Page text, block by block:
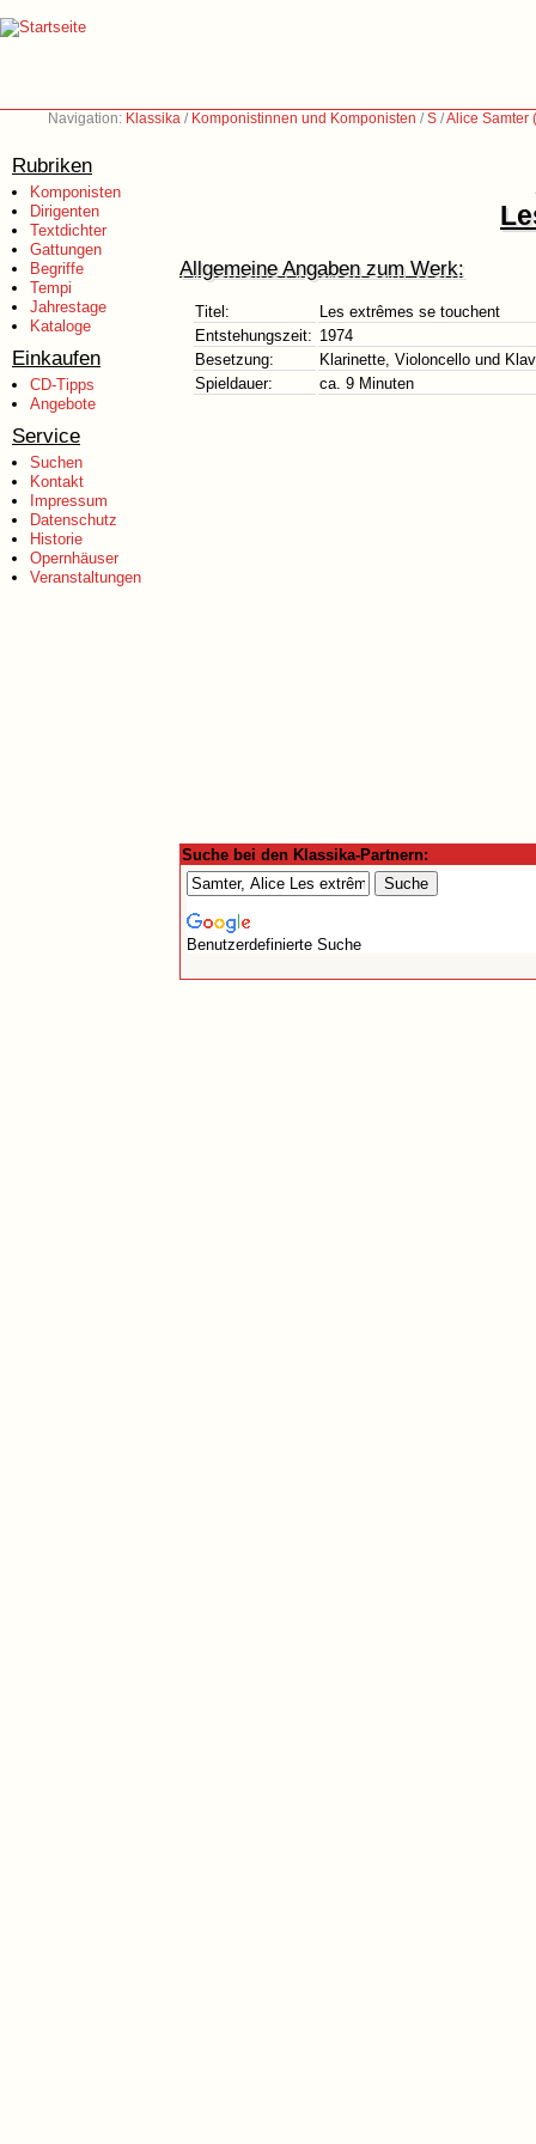
Navigation: Klassika / Komponistinnen und Komponisten /S /Alice Samter
Rubriken
Komponisten
Dirigenten
Textdichter
Gattungen
Begriffe
Tempi
Jahrestage
Kataloge
Einkaufen
CD-Tipps
Angebote
Service
Suchen
Kontakt
Impressum
Datenschutz
Historie
Opernhäuser
Veranstaltungen
Allgemeine Angaben zum Werk:
Titel:
Les extrêmes se touchent
Entstehungszeit: 1974
Besetzung:
Klarinette, Violoncello und
Spieldauer:
ca. 9 Minuten
Suche bei den Klassika-Partnern:
Benutzerdefinierte Suche